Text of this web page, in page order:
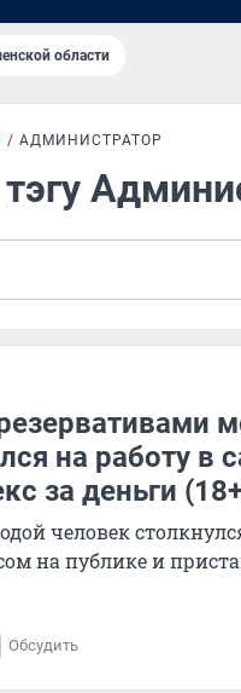
области
АДМИНИСТРАТОР
на работу в
за деньги
человек
на публике и
Обсудить